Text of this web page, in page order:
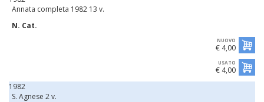
Annata completa 1982 13 v.
N. Cat.
NUOVO
€ 4,00
USATO
€ 4,00
1982
S. Agnese 2 v.